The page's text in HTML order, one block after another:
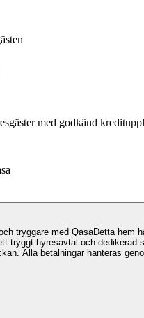
med godkänd
tryggare med QasaDetta hem
tryggt hyresavtal och dedikerad
Alla betalningar hanteras